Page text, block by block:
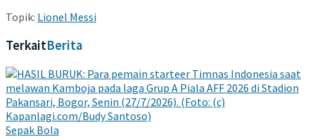
Topik: Lionel Messi
TerkaitBerita
Sepak Bola